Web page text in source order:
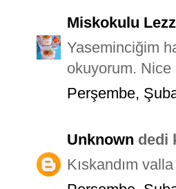
Miskokulu
Yaseminciğim
okuyorum.
Perşembe,
Unknown dedi
Kıskandım